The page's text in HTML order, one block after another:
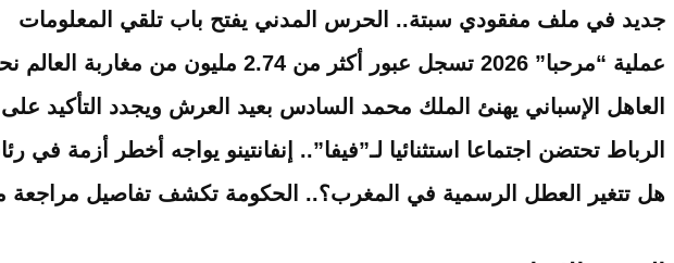
جديد في ملف مفقودي سبتة.. الحرس المدني يفتح باب تلقي المعلومات
عملية “مرحبا” 2026 تسجل عبور أكثر من 2.74 مليون من مغاربة العالم نحو أرض الوطن
العاهل الإسباني يهنئ الملك محمد السادس بعيد العرش ويجدد التأكيد على
الرباط تحتضن اجتماعا استثنائيا لـ”فيفا”.. إنفانتينو يواجه أخطر أزمة في
هل تتغير العطل الرسمية في المغرب؟.. الحكومة تكشف تفاصيل مراجعة